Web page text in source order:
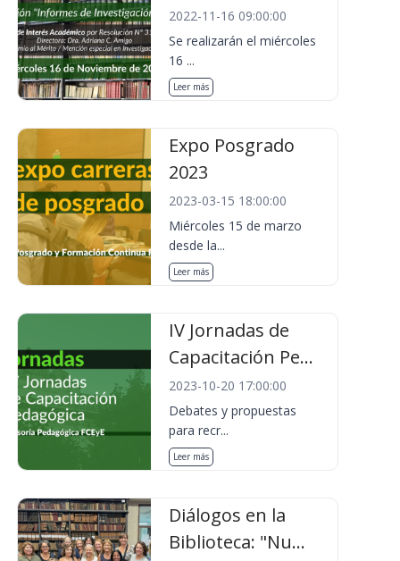
2022-11-16 09:00:00
Se realizarán el miércoles
16 ...
Leer más
Expo Posgrado
2023
2023-03-15 18:00:00
Miércoles 15 de marzo
desde la...
Leer más
IV Jornadas de
Capacitación Pe...
2023-10-20 17:00:00
Debates y propuestas
para recr...
Leer más
Diálogos en la
Biblioteca: "Nu...